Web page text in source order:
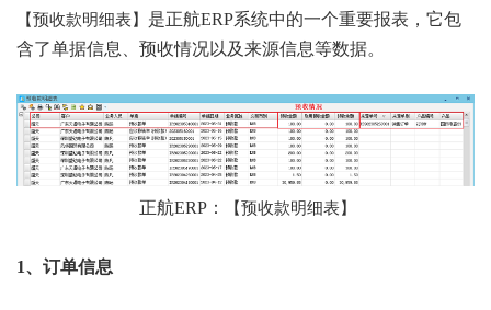
【预收款明细表】 是正航ERP系统中的一个重要报表，它包
含了单据信息、预收情况以及来源信息等数据。
正航ERP： 【预收款明细表】
1、订单信息